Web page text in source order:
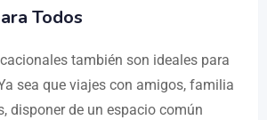
Todos
también son ideales para
sea que viajes con amigos, familia
disponer de un espacio común